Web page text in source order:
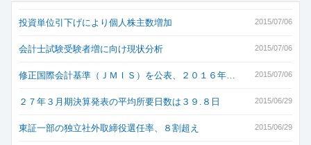
2015/07/06
投資単位引下げにより個人株主数増加
2015/07/06
会計士試験受験者増に向け現状分析
2015/07/06
修正国際会計基準（ＪＭＩＳ）を公表、２０１６年…
2015/06/29
２７年３月期決算発表の平均所要日数は３９.８日
2015/06/29
東証一部の独立社外取締役選任率、８割超え